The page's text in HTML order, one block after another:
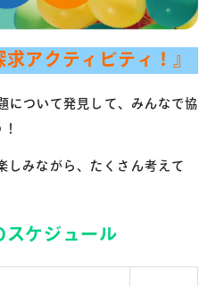
アクティビティ！』
について発見して、みんなで協
しみながら、たくさん考えて
スケジュール